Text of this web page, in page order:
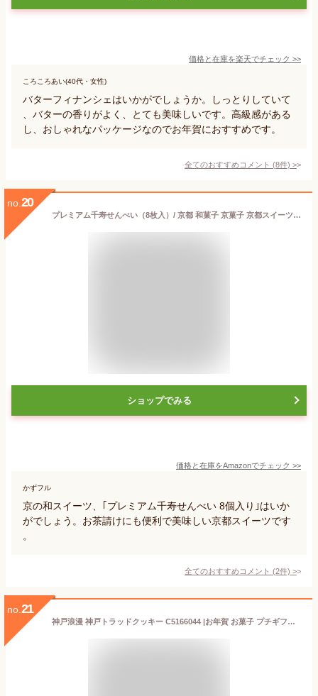
価格と在庫を楽天でチェック >>
ころころあい(40代・女性)
バターフィナンシェはいかがでしょうか。しっとりしていて
、バターの香りがよく、とても美味しいです。高級感がある
し、おしゃれなパッケージなのでお年賀におすすめです。
全てのおすすめコメント (8件) >
no. 20
プレミアム千寿せんべい（8枚入）/ 京都 和菓子 京菓子 京都スイーツ お土産 和スイーツ お礼 お祝い お歳暮 御歳暮 御年賀 内祝い お供え 贈り物 ギフト おうち時間 ご家庭用 お茶請け ティータイム お取り寄せ
ショップでみる
価格と在庫をAmazonでチェック >>
かずフル
京の和スイーツ、｢プレミアム千寿せんべい 8個入り｣はいか
がでしょう。お茶請けにも便利で美味しい京都スイーツです
。
全てのおすすめコメント (2件) >
no. 21
神戸浪漫 神戸トラッドクッキー C5166044 |お年賀 お菓子 プチギフト 1000円 ポッキリ 個包装 小分け クッキー 24枚 詰め合わせ おしゃれ 結婚 出産 内祝い ギフトセット 退職 送別 引っ越し 挨拶 粗品 職場 お礼 菓子折り 洋菓子 香典返し 粗供養 一周忌 お返し 景品